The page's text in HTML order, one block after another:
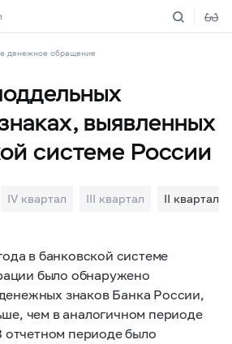
денежное обращение
выявленных
системе России
IV квартал III квартал II квартал
в банковской системе
было обнаружено
знаков Банка России,
чем в аналогичном периоде
отчетном периоде было